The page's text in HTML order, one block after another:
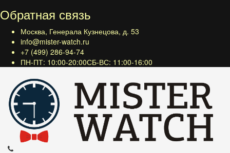
Обратная связь
Москва, Генерала Кузнецова, д. 53
info@mister-watch.ru
+7 (499) 286-94-74
ПН-ПТ: 10:00-20:00СБ-ВС: 11:00-16:00